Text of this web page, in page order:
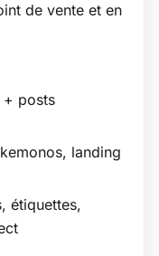
de vente et en
+ posts
landing
étiquettes,